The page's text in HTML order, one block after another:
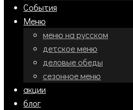
События
Меню
меню на русском
детское меню
деловые обеды
сезонное меню
акции
блог